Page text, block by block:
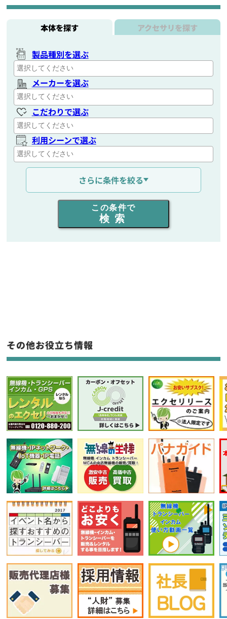
本体を探す アクセサリを探す
製品種別を選ぶ
メーカーを選ぶ
こだわりで選ぶ
利用シーンで選ぶ
通信距離を選ぶ
出力を選ぶ
同時通話人数を選ぶ
フリーワード入力(製品名等)
選択条件をリセット
さらに条件を絞る
この条件で
検索
その他お役立ち情報